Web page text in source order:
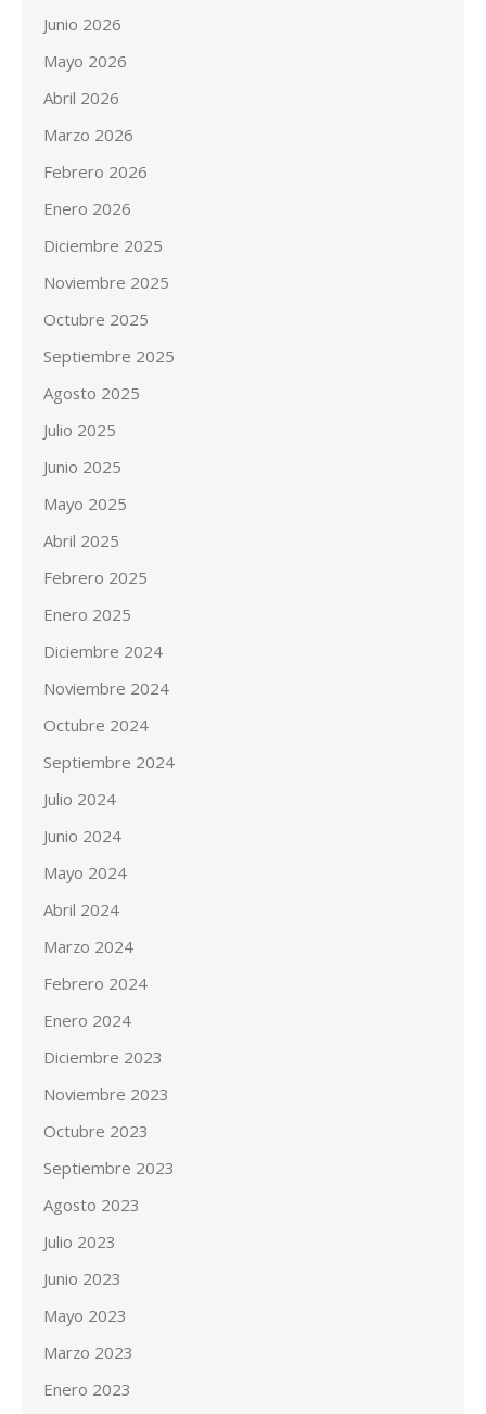
Junio 2026
Mayo 2026
Abril 2026
Marzo 2026
Febrero 2026
Enero 2026
Diciembre 2025
Noviembre 2025
Octubre 2025
Septiembre 2025
Agosto 2025
Julio 2025
Junio 2025
Mayo 2025
Abril 2025
Febrero 2025
Enero 2025
Diciembre 2024
Noviembre 2024
Octubre 2024
Septiembre 2024
Julio 2024
Junio 2024
Mayo 2024
Abril 2024
Marzo 2024
Febrero 2024
Enero 2024
Diciembre 2023
Noviembre 2023
Octubre 2023
Septiembre 2023
Agosto 2023
Julio 2023
Junio 2023
Mayo 2023
Marzo 2023
Enero 2023